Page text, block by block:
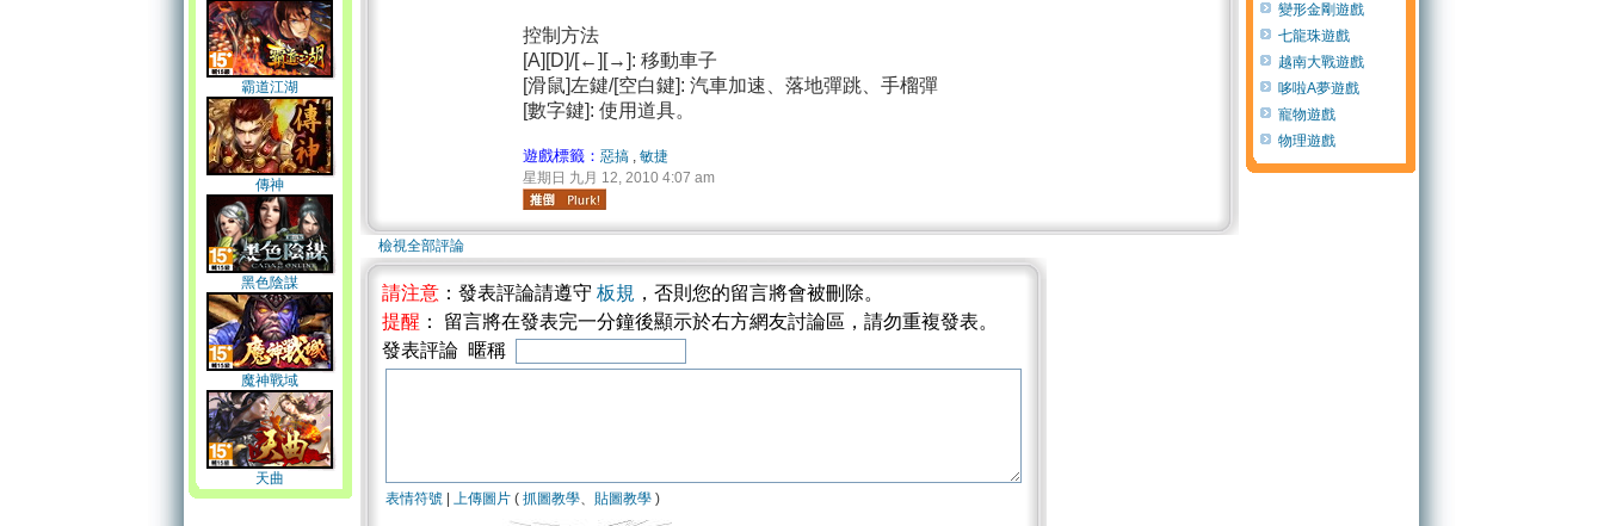
霸道江湖
傳神
黑色陰謀
魔神戰域
天曲
控制方法
[A][D]/[←][→]: 移動車子
[滑鼠]左鍵/[空白鍵]: 汽車加速、落地彈跳、手榴彈
[數字鍵]: 使用道具。
遊戲標籤： 惡搞 , 敏捷
星期日 九月 12, 2010 4:07 am
檢視全部評論
請注意 ：發表評論請遵守 板規 ，否則您的留言將會被刪除。
提醒 ： 留言將在發表完一分鐘後顯示於右方網友討論區，請勿重複發表。
發表評論 暱稱
表情符號 上傳圖片 ( 抓圖教學、 貼圖教學 )
變形金剛遊戲
七龍珠遊戲
越南大戰遊戲
哆啦A夢遊戲
寵物遊戲
物理遊戲